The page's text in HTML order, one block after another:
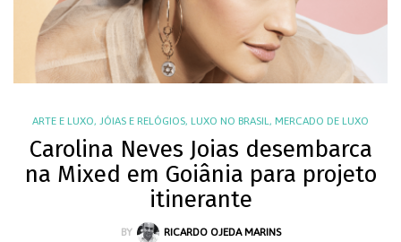
ARTE E LUXO, JÓIAS E RELÓGIOS, LUXO NO BRASIL, MERCADO DE LUXO
Carolina Neves Joias desembarca
na Mixed em Goiânia para projeto
itinerante
BY RICARDO OJEDA MARINS